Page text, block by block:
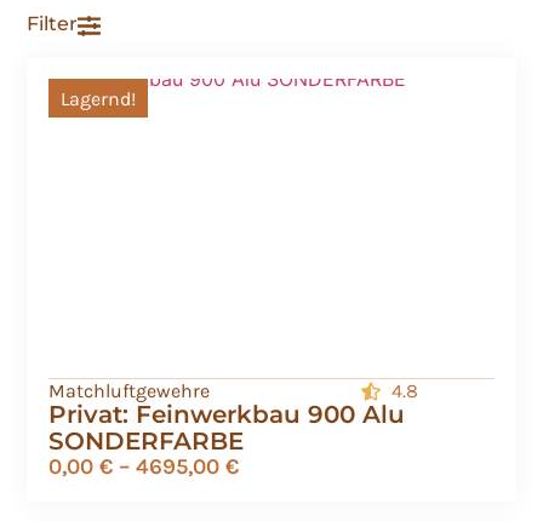
Filter
Privat: Feinwerkbau 900 Alu
SONDERFARBE
Matchluftgewehre 4.8
Lagernd!
0,00 € – 4695,00 €